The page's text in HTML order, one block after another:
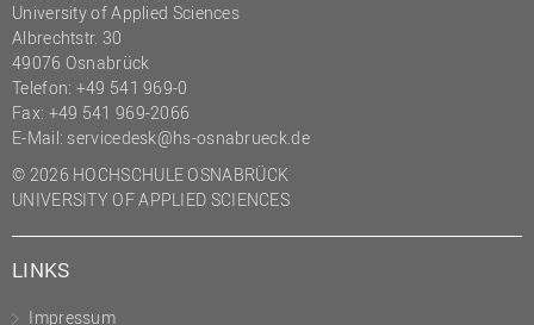
University of Applied Sciences
Albrechtstr. 30
49076 Osnabrück
Telefon: +49 541 969-0
Fax: +49 541 969-2066
E-Mail: servicedesk@hs-osnabrueck.de
© 2026 HOCHSCHULE OSNABRÜCK
UNIVERSITY OF APPLIED SCIENCES
LINKS
Impressum